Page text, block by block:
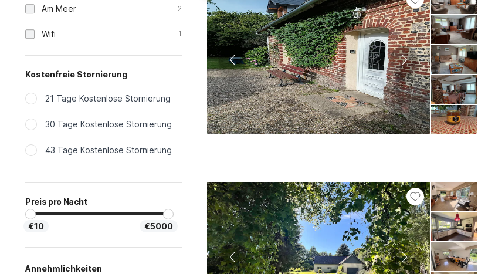
Am Meer 2
Wifi 1
Kostenfreie Stornierung
21 Tage Kostenlose Stornierung
30 Tage Kostenlose Stornierung
43 Tage Kostenlose Stornierung
Preis pro Nacht
€10 €5000
Annehmlichkeiten